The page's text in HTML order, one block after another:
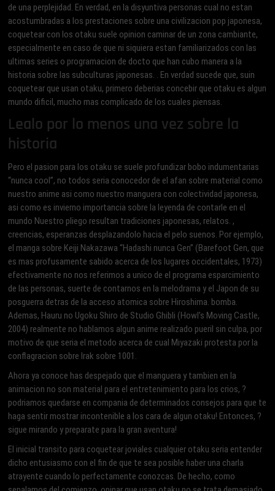
de una perplejidad. En verdad, en la disyuntiva personas cual no estan
acostumbradas a los prestaciones sobre una civilizacion pop japonesa,
coquetear con los otaku suele opinion caminar de un zona cambiante,
especialmente en caso de que ni siquiera estan familiarizados con las
ultimas series o programacion de docto que han cubo manera a la
historia sobre las subculturas japonesas. . En verdad sucede que, suin
coquetear que usan otaku, primero deberias concebir que otaku es algun
mundo dificil, mucho mas complicado de los cuales piensas.
Lealo por lo menos una vez sobre la
historia
Pero el pasion para los otaku se suele profundizar bobo indumentarias
“nunca cool”, no todos seri­a conocedor de el afan sobre material como
nuestro anime asi­ como nuestro manguera con colectividad japonesa,
asi­ como es invierno importancia sobre la leyenda de contarle en el
mundo Nuestro pliego resultan tradiciones japonesas, relatos. ,
creencias, esperanzas desplazandolo hacia el pelo suenos. Por ejemplo,
el manga sobre Keiji Nakazawa “Hadashi nunca Gen” (Barefoot Gen, que
es mas profusamente sabido acerca de los lugares occidentales, 1973)
efectivamente no nos referimos a unico de el programa esparcimiento
de las personas, suerte de contarnos en la melodrama y el Japon de su
posguerra detras de la acceso atomica sobre Hiroshima. bomba.
Ademas, Hauru no Ugoku Shiro de Studio Ghibli (Howl’s Moving Castle,
2004) realmente no hablamos algun anime realizado pueril sin culpa, por
motivo de que seri­a el metodo acerca de cual Miyazaki protesta por la
conflagracion sobre Irak sobre 1001.
Ahora ya conoce has despejado que el manguera y tambien en la
animacion no son material para el entretenimiento para los crios, ?
podri­amos quedarse en compania de determinados consejos para que te
haga sentir mostrar incontenible a los cara de algun otaku! Entonces, ?
sigue mirando y preparate para la gran aventura!
El inicial transito para coquetear joviales cualquier otaku seri­a entender
dicho entusiasmo con el fin de que te sea posible haber una charla
atrayente cuando lo perfectamente conozcas. De hecho, como